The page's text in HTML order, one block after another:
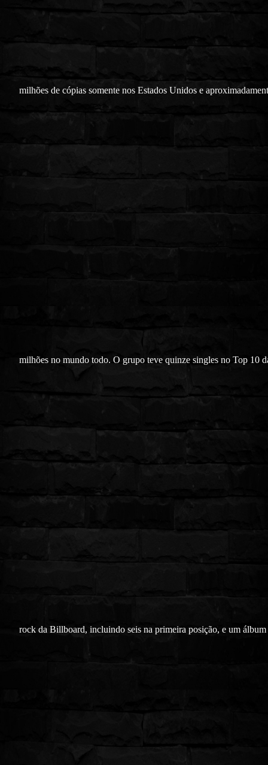
milhões de cópias somente nos Estados Unidos e
milhões no mundo todo. O grupo teve quinze singles no Top 10
rock da Billboard, incluindo seis na primeira posição, e um